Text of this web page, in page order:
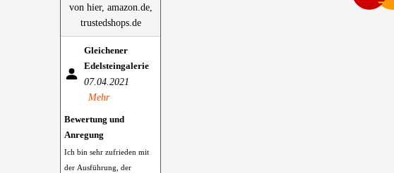
von hier, amazon.de,
trustedshops.de
Gleichener
Edelsteingalerie
07.04.2021
Mehr
Bewertung und
Anregung
Ich bin sehr zufrieden mit
der Ausführung, der